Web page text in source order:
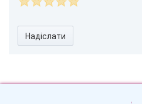
Надіслати